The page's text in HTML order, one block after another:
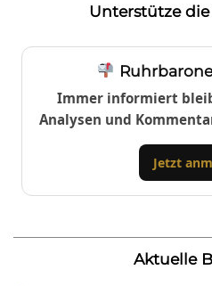
Unterstütze
Immer informiert
Analysen und
Jetzt
Aktuelle